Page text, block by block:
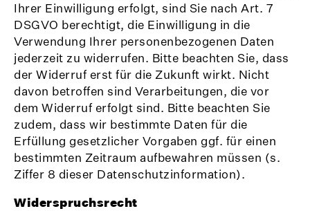
Ihrer Einwilligung erfolgt, sind Sie nach Art. 7
DSGVO berechtigt, die Einwilligung in die
Verwendung Ihrer personenbezogenen Daten
jederzeit zu widerrufen. Bitte beachten Sie, dass
der Widerruf erst für die Zukunft wirkt. Nicht
davon betroffen sind Verarbeitungen, die vor
dem Widerruf erfolgt sind. Bitte beachten Sie
zudem, dass wir bestimmte Daten für die
Erfüllung gesetzlicher Vorgaben ggf. für einen
bestimmten Zeitraum aufbewahren müssen (s.
Ziffer 8 dieser Datenschutzinformation).
Widerspruchsrecht